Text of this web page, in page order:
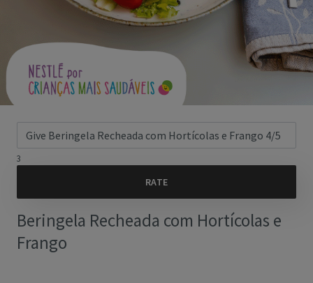
3
Beringela Recheada com Hortícolas e
Frango